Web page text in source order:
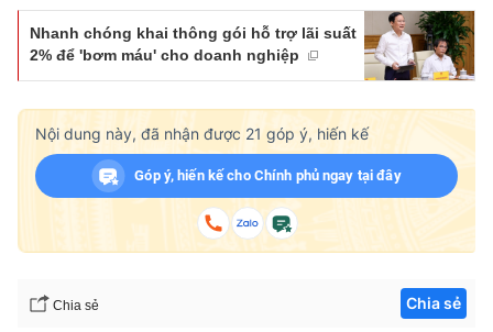
Nhanh chóng khai thông gói hỗ trợ lãi suất
2% để 'bơm máu' cho doanh nghiệp
Nội dung này, đã nhận được 21 góp ý, hiến kế
Góp ý, hiến kế cho Chính phủ ngay tại đây
Chia sẻ Chia sẻ